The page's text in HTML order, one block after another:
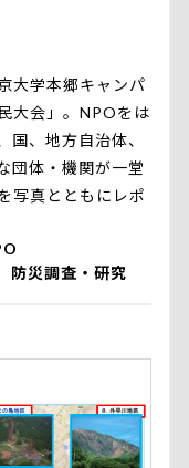
大学本郷キャンパ
大会」。NPOをは
国、地方自治体、
団体・機関が一堂
写真とともにレポ
防災調査・研究